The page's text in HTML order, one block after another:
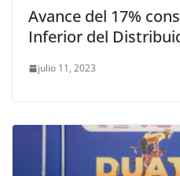
Avance del 17%
Inferior del
julio 11, 2023